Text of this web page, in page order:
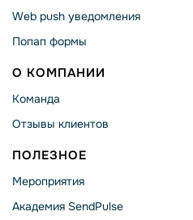
Web push уведомления
Попап формы
О КОМПАНИИ
Команда
Отзывы клиентов
ПОЛЕЗНОЕ
Мероприятия
Академия SendPulse